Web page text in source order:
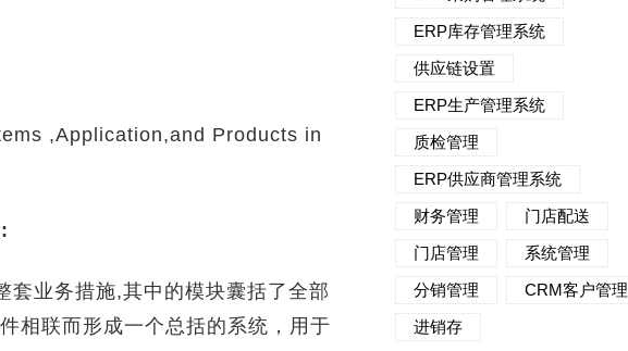
,Application,and Products in
业务措施,其中的模块囊括了全部
相联而形成一个总括的系统，用于
ERP库存管理系统
供应链设置
ERP生产管理系统
质检管理
ERP供应商管理系统
财务管理
门店配送
门店管理
系统管理
分销管理
CRM客户管理
进销存